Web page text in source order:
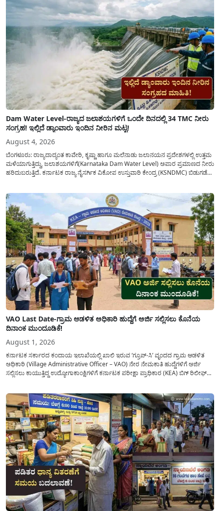
Dam Water Level-ರಾಜ್ಯದ ಜಲಾಶಯಗಳಿಗೆ ಒಂದೇ ದಿನದಲ್ಲಿ 34 TMC ನೀರು
ಸಂಗ್ರಹ! ಇಲ್ಲಿದೆ ಡ್ಯಾಂವಾರು ಇಂದಿನ ನೀರಿನ ಮಟ್ಟ!
August 4, 2026
ಬೆಂಗಳೂರು: ರಾಜ್ಯದಾದ್ಯಂತ ಕಾವೇರಿ, ಕೃಷ್ಣಾ ಹಾಗೂ ಮಲೆನಾಡು ಜಲಾನಯನ ಪ್ರದೇಶಗಳಲ್ಲಿ ಉತ್ತಮ
ಮಳೆಯಾಗುತ್ತಿದ್ದು, ಜಲಾಶಯಗಳಿಗೆ(Karnataka Dam Water Level) ಅಪಾರ ಪ್ರಮಾಣದ ನೀರು
ಹರಿದುಬರುತ್ತಿದೆ. ಕರ್ನಾಟಕ ರಾಜ್ಯ ನೈಸರ್ಗಿಕ ವಿಕೋಪ ಉಸ್ತುವಾರಿ ಕೇಂದ್ರ (KSNDMC) ಬಿಡುಗಡೆ
VAO Last Date-ಗ್ರಾಮ ಆಡಳಿತ ಅಧಿಕಾರಿ ಹುದ್ದೆಗೆ ಅರ್ಜಿ ಸಲ್ಲಿಸಲು ಕೊನೆಯ
ದಿನಾಂಕ ಮುಂದೂಡಿಕೆ!
August 1, 2026
ಕರ್ನಾಟಕ ಸರ್ಕಾರದ ಕಂದಾಯ ಇಲಾಖೆಯಲ್ಲಿ ಖಾಲಿ ಇರುವ ‘ಗ್ರೂಪ್-ಸಿ’ ವೃಂದದ ಗ್ರಾಮ ಆಡಳಿತ
ಅಧಿಕಾರಿ (Village Administrative Officer – VAO) ನೇರ ನೇಮಕಾತಿ ಹುದ್ದೆಗಳಿಗೆ ಅರ್ಜಿ
ಸಲ್ಲಿಸಲು ಕಾಯುತ್ತಿದ್ದ ಉದ್ಯೋಗಾಕಾಂಕ್ಷಿಗಳಿಗೆ ಕರ್ನಾಟಕ ಪರೀಕ್ಷಾ ಪ್ರಾಧಿಕಾರ (KEA) ಬಿಗ್ ರಿಲೀಫ್